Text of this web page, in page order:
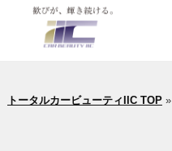
トータルカービューティIIC TOP»